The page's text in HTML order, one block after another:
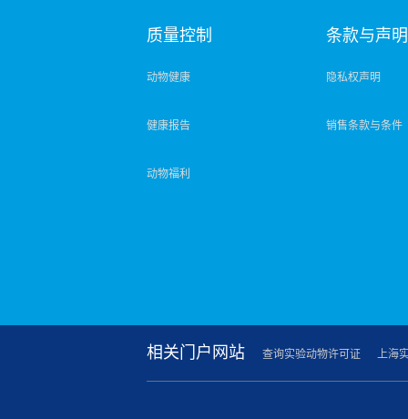
质量控制
动物健康
健康报告
动物福利
条款与声明
隐私权声明
销售条款与条件
相关门户网站 查询实验动物许可证 上海